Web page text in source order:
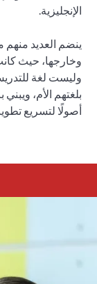
الإنجليزية.
ينضم العديد
وخارجها، حيث
وليست لغة
أصولًا لتسريع